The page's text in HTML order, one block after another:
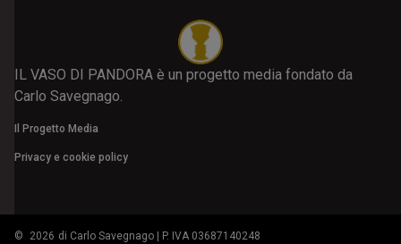
IL VASO DI PANDORA è un progetto media fondato da
Carlo Savegnago.
Il Progetto Media
Privacy e cookie policy
© 2026 di Carlo Savegnago | P. IVA 03687140248